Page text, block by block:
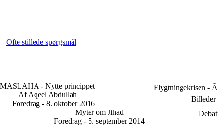
Ofte stillede spørgsmål
MASLAHA - Nytte princippet
Af Aqeel Abdullah
Foredrag - 8. oktober 2016
Flygtningekrisen - Ã
Billeder
Myter om Jihad
Foredrag - 5. september 2014